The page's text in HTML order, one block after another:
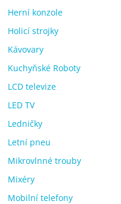
Herní konzole
Holicí strojky
Kávovary
Kuchyňské Roboty
LCD televize
LED TV
Ledničky
Letní pneu
Mikrovlnné trouby
Mixéry
Mobilní telefony